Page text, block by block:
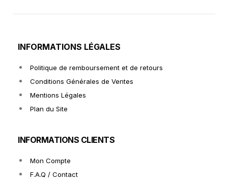
INFORMATIONS LÉGALES
Politique de remboursement et de retours
Conditions Générales de Ventes
Mentions Légales
Plan du Site
INFORMATIONS CLIENTS
Mon Compte
F.A.Q / Contact